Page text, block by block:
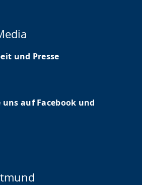
und Presse
auf Facebook und